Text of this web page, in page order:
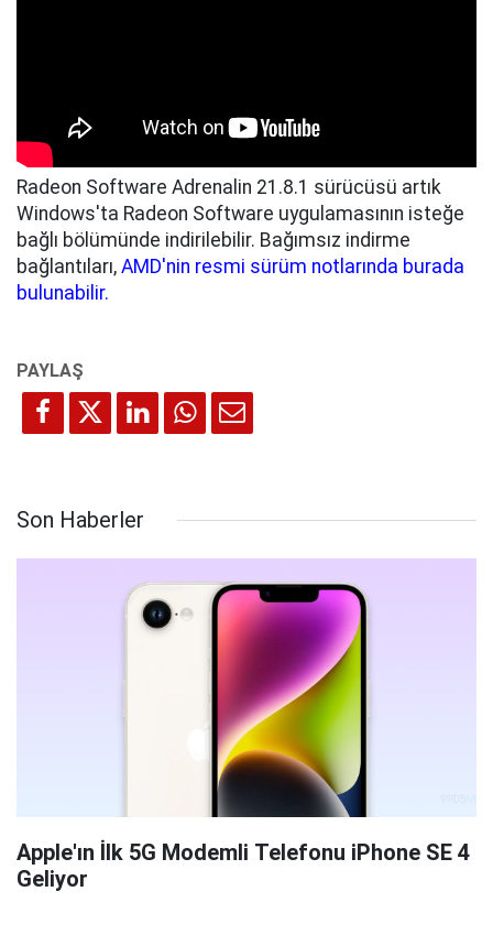
Radeon Software Adrenalin 21.8.1 sürücüsü artık
Windows'ta Radeon Software uygulamasının isteğe
bağlı bölümünde indirilebilir. Bağımsız indirme
bağlantıları, AMD'nin resmi sürüm notlarında burada
bulunabilir.
Son Haberler
Apple'ın İlk 5G Modemli Telefonu iPhone SE 4
Geliyor